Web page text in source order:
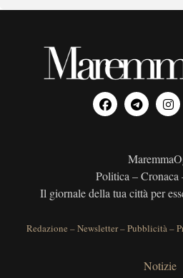
Politica –
Il giornale della tua città per
Redazione –Newsletter–Pubblicità–
Notizie